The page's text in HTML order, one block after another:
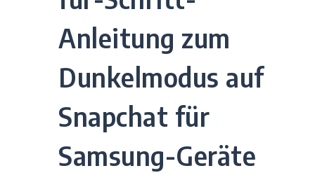
Anleitung zum
Dunkelmodus auf
Snapchat für
Samsung-Geräte